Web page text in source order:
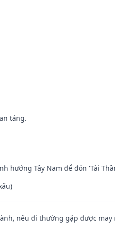
táng.
hướng Tây Nam để đón 'Tài
nếu đi thường gặp được